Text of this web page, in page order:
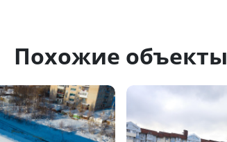
Похожие объекты